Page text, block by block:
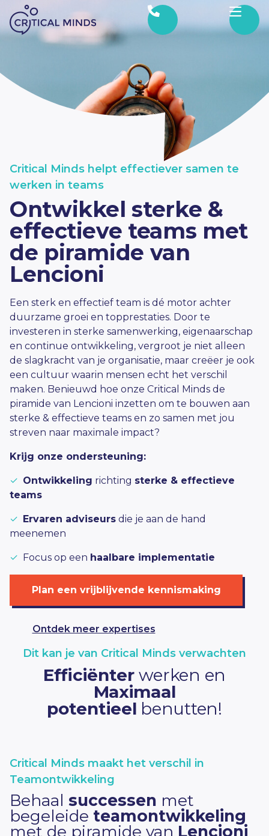
Ga naar de inhoud
Critical Minds helpt effectiever samen te
werken in teams
Ontwikkel sterke &
effectieve teams met
de piramide van
Lencioni
Een sterk en effectief team is dé motor achter
duurzame groei en topprestaties. Door te
investeren in sterke samenwerking, eigenaarschap
en continue ontwikkeling, vergroot je niet alleen
de slagkracht van je organisatie, maar creëer je ook
een cultuur waarin mensen echt het verschil
maken. Benieuwd hoe onze Critical Minds de
piramide van Lencioni inzetten om te bouwen aan
sterke & effectieve teams en zo samen met jou
streven naar maximale impact?
Krijg onze ondersteuning:
✓ Ontwikkeling richting sterke & effectieve
teams
✓ Ervaren adviseurs die je aan de hand
meenemen
✓ Focus op een haalbare implementatie
Plan een vrijblijvende kennismaking
Ontdek meer expertises
Dit kan je van Critical Minds verwachten
Efficiënterwerken en
Maximaal
potentieel benutten!
Critical Minds maakt het verschil in
Teamontwikkeling
Behaal successen met
begeleide teamontwikkeling
met de piramide van Lencioni